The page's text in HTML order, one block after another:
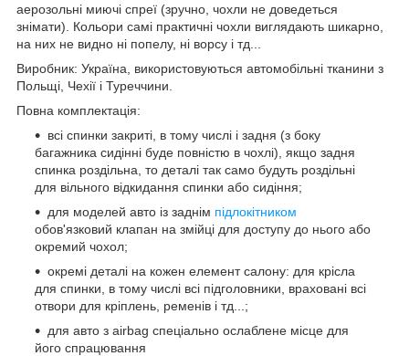
аерозольні миючі спреї (зручно, чохли не доведеться
знімати). Кольори самі практичні чохли виглядають шикарно,
на них не видно ні попелу, ні ворсу і тд...
Виробник: Україна, використовуються автомобільні тканини з
Польщі, Чехії і Туреччини.
Повна комплектація:
всі спинки закриті, в тому числі і задня (з боку
багажника сидінні буде повністю в чохлі), якщо задня
спинка роздільна, то деталі так само будуть роздільні
для вільного відкидання спинки або сидіння;
для моделей авто із заднім підлокітником
обов'язковий клапан на змійці для доступу до нього або
окремий чохол;
окремі деталі на кожен елемент салону: для крісла
для спинки, в тому числі всі підголовники, враховані всі
отвори для кріплень, ременів і тд...;
для авто з airbag спеціально ослаблене місце для
його спрацювання